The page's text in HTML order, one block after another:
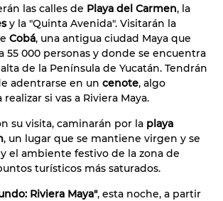
las calles de Playa del Carmen, la
y la "Quinta Avenida". Visitarán la
Cobá, una antigua ciudad Maya que
55 000 personas y donde se encuentra
de la Península de Yucatán. Tendrán
adentrarse en un cenote, algo
si vas a Riviera Maya.
su visita, caminarán por la playa
, un lugar que se mantiene virgen y se
el ambiente festivo de la zona de
turísticos más saturados.
Riviera Maya", esta noche, a partir